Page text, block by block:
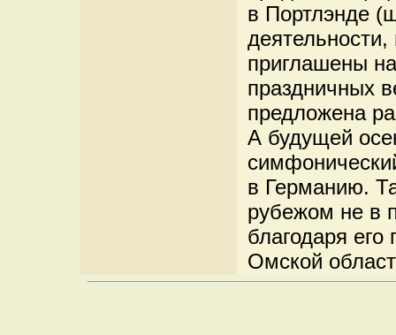
в Портлэнде
приглашены
праздничных
предложена
А будущей
в Германию.
рубежом не в
благодаря
Омской